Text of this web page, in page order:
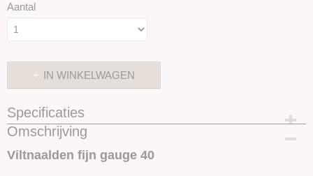
Aantal
IN WINKELWAGEN
Specificaties
Productcode
Omschrijving
Viltnaalden fijn gauge 40